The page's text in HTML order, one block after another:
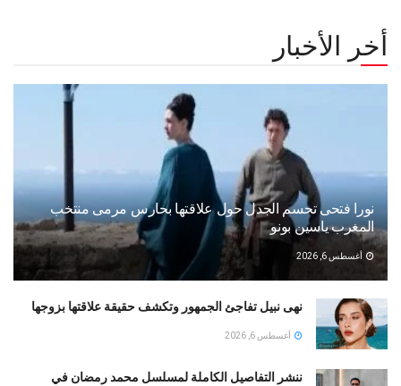
أخر الأخبار
نورا فتحى تحسم الجدل حول علاقتها بحارس مرمى منتخب
المغرب ياسين بونو ‏
أغسطس 6, 2026
نهى نبيل تفاجئ الجمهور وتكشف حقيقة علاقتها بزوجها
أغسطس 6, 2026
ننشر التفاصيل الكاملة لمسلسل محمد رمضان في